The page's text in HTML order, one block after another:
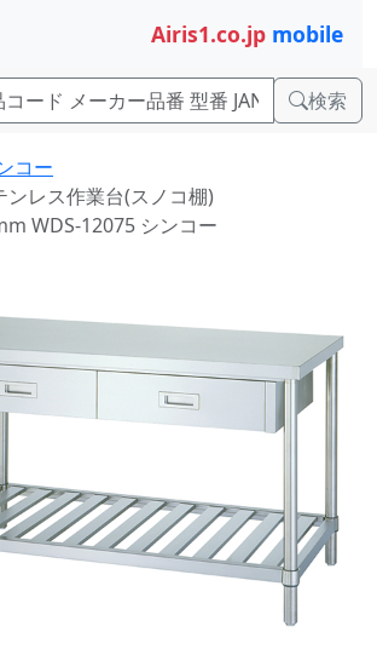
Airis1.co.jp mobile
検索
コー
ンレス作業台(スノコ棚)
WDS-12075 シンコー